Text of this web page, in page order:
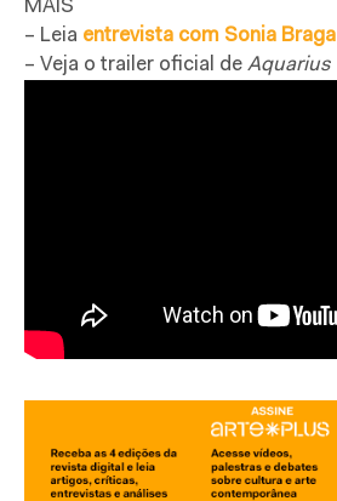
MAIS
– Leia entrevista com Sonia Braga
– Veja o trailer oficial de Aquarius